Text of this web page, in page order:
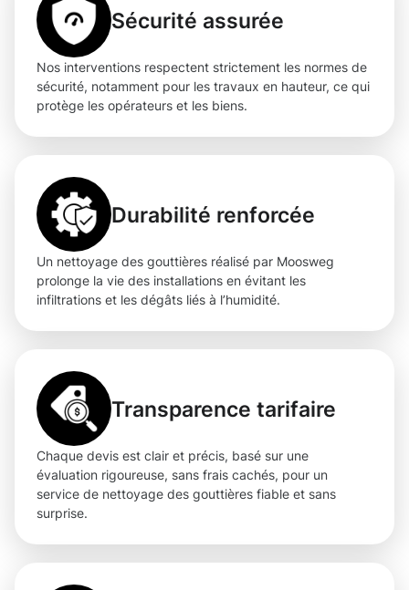
Sécurité assurée
Nos interventions respectent strictement les normes de
sécurité, notamment pour les travaux en hauteur, ce qui
protège les opérateurs et les biens.
Durabilité renforcée
Un nettoyage des gouttières réalisé par Moosweg
prolonge la vie des installations en évitant les
infiltrations et les dégâts liés à l’humidité.
Transparence tarifaire
Chaque devis est clair et précis, basé sur une
évaluation rigoureuse, sans frais cachés, pour un
service de nettoyage des gouttières fiable et sans
surprise.